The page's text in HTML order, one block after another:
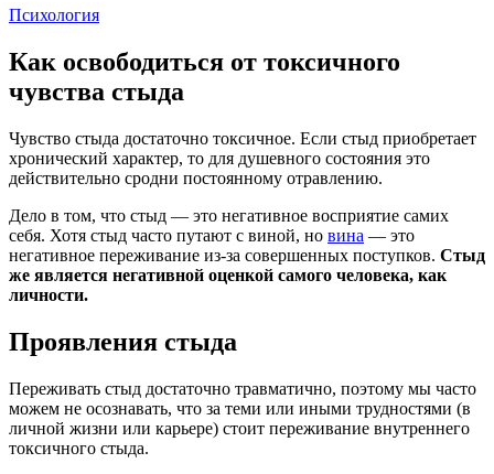
Психология
Как освободиться от токсичного
чувства стыда
Чувство стыда достаточно токсичное. Если стыд приобретает
хронический характер, то для душевного состояния это
действительно сродни постоянному отравлению.
Дело в том, что стыд — это негативное восприятие самих
себя. Хотя стыд часто путают с виной, но вина — это
негативное переживание из-за совершенных поступков. Стыд
же является негативной оценкой самого человека, как
личности.
Проявления стыда
Переживать стыд достаточно травматично, поэтому мы часто
можем не осознавать, что за теми или иными трудностями (в
личной жизни или карьере) стоит переживание внутреннего
токсичного стыда.